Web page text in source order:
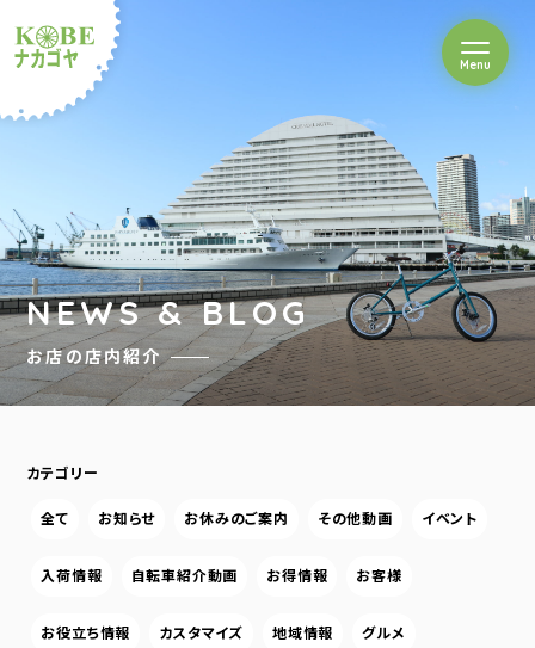
ルショップナカゴヤ
Menuを開閉
NEWS & BLOG
お店の店内紹介
カテゴリー
全て お知らせ お休みのご案内 その他動画 イベント
入荷情報 自転車紹介動画 お得情報 お客様
お役立ち情報 カスタマイズ 地域情報 グルメ